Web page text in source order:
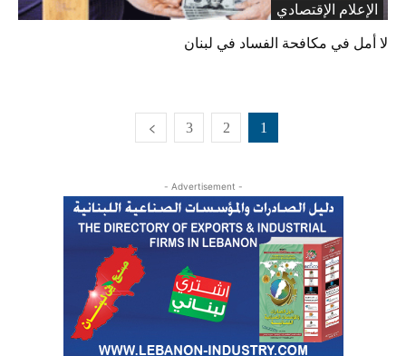
الإعلام الإقتصادي
لا أمل في مكافحة الفساد في لبنان
1
2
3
- Advertisement -